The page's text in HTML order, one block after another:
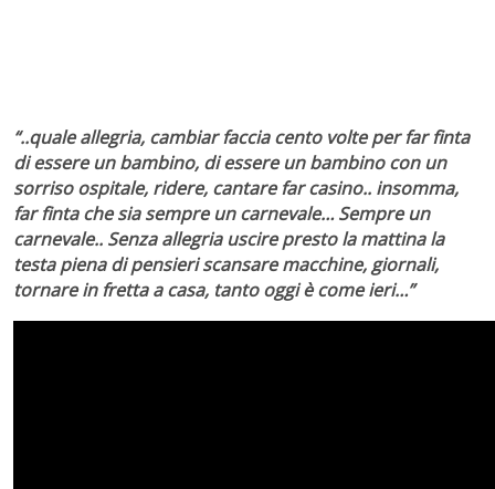
“..quale allegria, cambiar faccia cento volte per far finta
di essere un bambino, di essere un bambino con un
sorriso ospitale, ridere, cantare far casino.. insomma,
far finta che sia sempre un carnevale… Sempre un
carnevale.. Senza allegria uscire presto la mattina la
testa piena di pensieri scansare macchine, giornali,
tornare in fretta a casa, tanto oggi è come ieri…”